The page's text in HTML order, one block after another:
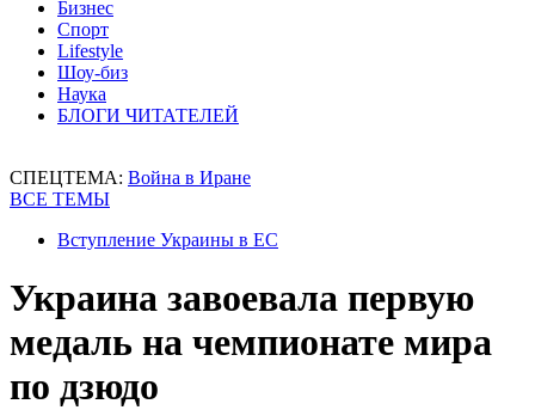
Бизнес
Спорт
Lifestyle
Шоу-биз
Наука
БЛОГИ ЧИТАТЕЛЕЙ
СПЕЦТЕМА: Война в Иране
ВСЕ ТЕМЫ
Вступление Украины в ЕС
Украина завоевала первую
медаль на чемпионате мира
по дзюдо